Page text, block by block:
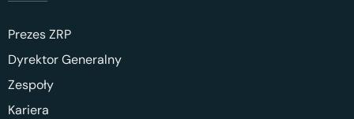
Prezes ZRP
Dyrektor Generalny
Zespoły
Kariera